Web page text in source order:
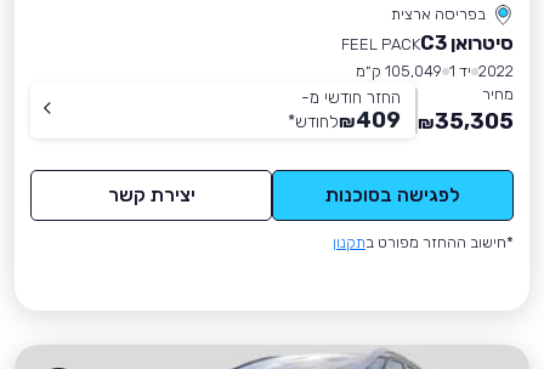
בפריסה ארצית
סיטרואן C3
FEEL PACK
2022 יד 1
105,049 ק״מ
מחיר
35,305
₪
החזר חודשי מ-
409
₪לחודש*
לפגישה בסוכנות יצירת קשר
*חישוב ההחזר מפורט בתקנון